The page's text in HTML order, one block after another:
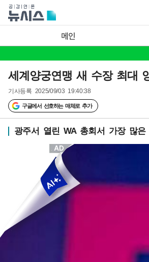
메인
세계양궁연맹 새 수장 최대
기사등록 2025/09/03 19:40:38
구글에서 선호하는 매체로 추가
광주서 열린 WA 총회서 가장 많은